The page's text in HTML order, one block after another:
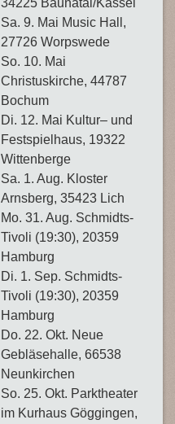
Sa. 9. Mai Music Hall,
27726 Worpswede
So. 10. Mai
Christuskirche, 44787
Bochum
Di. 12. Mai Kultur– und
Festspielhaus, 19322
Wittenberge
Sa. 1. Aug. Kloster
Arnsberg, 35423 Lich
Mo. 31. Aug. Schmidts-
Tivoli (19:30), 20359
Hamburg
Di. 1. Sep. Schmidts-
Tivoli (19:30), 20359
Hamburg
Do. 22. Okt. Neue
Gebläsehalle, 66538
Neunkirchen
So. 25. Okt. Parktheater
im Kurhaus Göggingen,